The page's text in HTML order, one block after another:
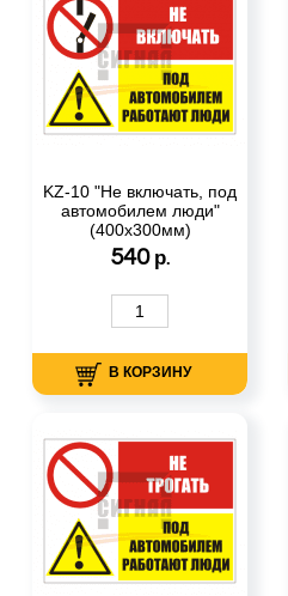
KZ-10 "Не включать, под
автомобилем люди"
(400х300мм)
540 р.
В КОРЗИНУ